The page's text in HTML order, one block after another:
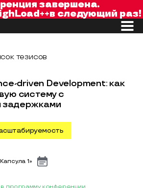
завершена.
в следующий раз!
тезисов
driven Development: как
систему с
задержками
1»